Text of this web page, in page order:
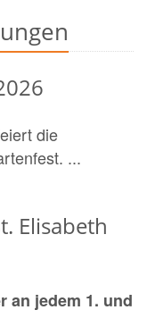
die
...
Elisabeth
an jedem 1. und